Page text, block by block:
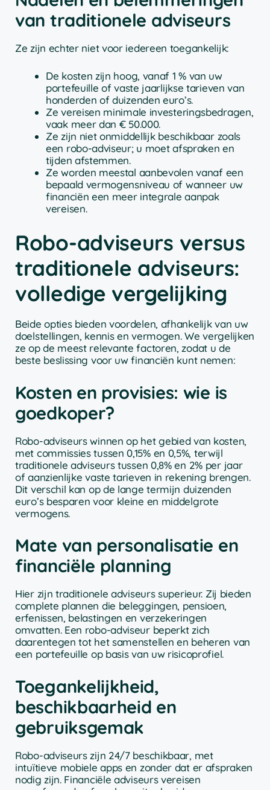
van traditionele adviseurs
Ze zijn echter niet voor iedereen toegankelijk:
De kosten zijn hoog, vanaf 1 % van uw
portefeuille of vaste jaarlijkse tarieven van
honderden of duizenden euro’s.
Ze vereisen minimale investeringsbedragen,
vaak meer dan € 50.000.
Ze zijn niet onmiddellijk beschikbaar zoals
een robo-adviseur; u moet afspraken en
tijden afstemmen.
Ze worden meestal aanbevolen vanaf een
bepaald vermogensniveau of wanneer uw
financiën een meer integrale aanpak
vereisen.
Robo-adviseurs versus
traditionele adviseurs:
volledige vergelijking
Beide opties bieden voordelen, afhankelijk van uw
doelstellingen, kennis en vermogen. We vergelijken
ze op de meest relevante factoren, zodat u de
beste beslissing voor uw financiën kunt nemen:
Kosten en provisies: wie is
goedkoper?
Robo-adviseurs winnen op het gebied van kosten,
met commissies tussen 0,15% en 0,5%, terwijl
traditionele adviseurs tussen 0,8% en 2% per jaar
of aanzienlijke vaste tarieven in rekening brengen.
Dit verschil kan op de lange termijn duizenden
euro’s besparen voor kleine en middelgrote
vermogens.
Mate van personalisatie en
financiële planning
Hier zijn traditionele adviseurs superieur. Zij bieden
complete plannen die beleggingen, pensioen,
erfenissen, belastingen en verzekeringen
omvatten. Een robo-adviseur beperkt zich
daarentegen tot het samenstellen en beheren van
een portefeuille op basis van uw risicoprofiel.
Toegankelijkheid,
beschikbaarheid en
gebruiksgemak
Robo-adviseurs zijn 24/7 beschikbaar, met
intuïtieve mobiele apps en zonder dat er afspraken
nodig zijn. Financiële adviseurs vereisen